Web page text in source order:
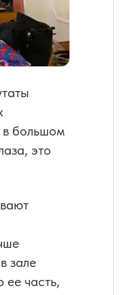
большом
это
зале
часть,